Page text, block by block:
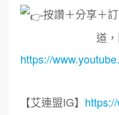
按讚＋分享＋
道
https://
【艾連盟IG】